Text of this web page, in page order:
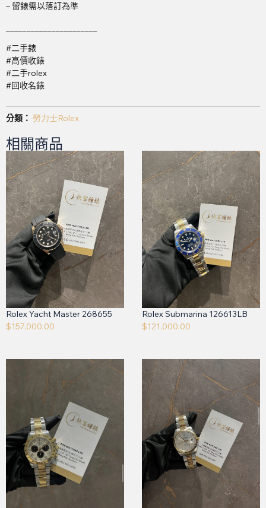
– 留錶需以落訂為準
#二手錶
#高價收錶
#二手rolex
#回收名錶
分類： 勞力士Rolex
相關商品
Rolex Yacht Master 268655
$157,000.00
Rolex Submarina 126613LB
$121,000.00